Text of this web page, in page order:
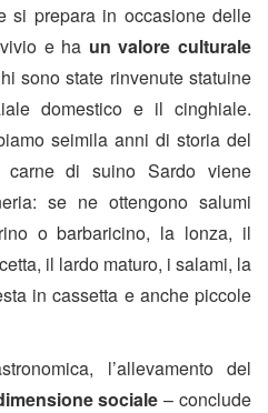
si prepara in occasione delle
e ha un valore culturale
sono state rinvenute statuine
domestico e il cinghiale.
seimila anni di storia del
di suino Sardo viene
se ne ottengono salumi
o barbaricino, la lonza, il
il lardo maturo, i salami, la
in cassetta e anche piccole
l’allevamento del
sociale – conclude